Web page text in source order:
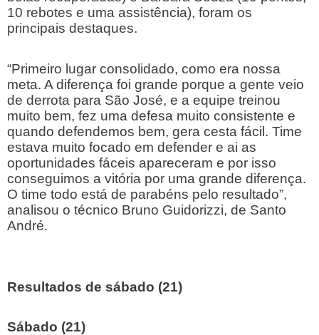
10 rebotes e uma assistência), foram os
principais destaques.
“Primeiro lugar consolidado, como era nossa
meta. A diferença foi grande porque a gente veio
de derrota para São José, e a equipe treinou
muito bem, fez uma defesa muito consistente e
quando defendemos bem, gera cesta fácil. Time
estava muito focado em defender e ai as
oportunidades fáceis apareceram e por isso
conseguimos a vitória por uma grande diferença.
O time todo está de parabéns pelo resultado”,
analisou o técnico Bruno Guidorizzi, de Santo
André.
Resultados de sábado (21)
Sábado (21)